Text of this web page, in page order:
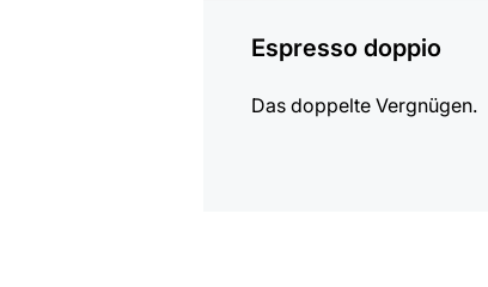
Espresso doppio
Das doppelte Vergnügen.